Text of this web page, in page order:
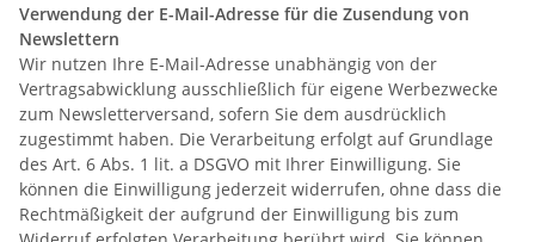
Verwendung der E-Mail-Adresse für die Zusendung von
Newslettern
Wir nutzen Ihre E-Mail-Adresse unabhängig von der
Vertragsabwicklung ausschließlich für eigene Werbezwecke
zum Newsletterversand, sofern Sie dem ausdrücklich
zugestimmt haben. Die Verarbeitung erfolgt auf Grundlage
des Art. 6 Abs. 1 lit. a DSGVO mit Ihrer Einwilligung. Sie
können die Einwilligung jederzeit widerrufen, ohne dass die
Rechtmäßigkeit der aufgrund der Einwilligung bis zum